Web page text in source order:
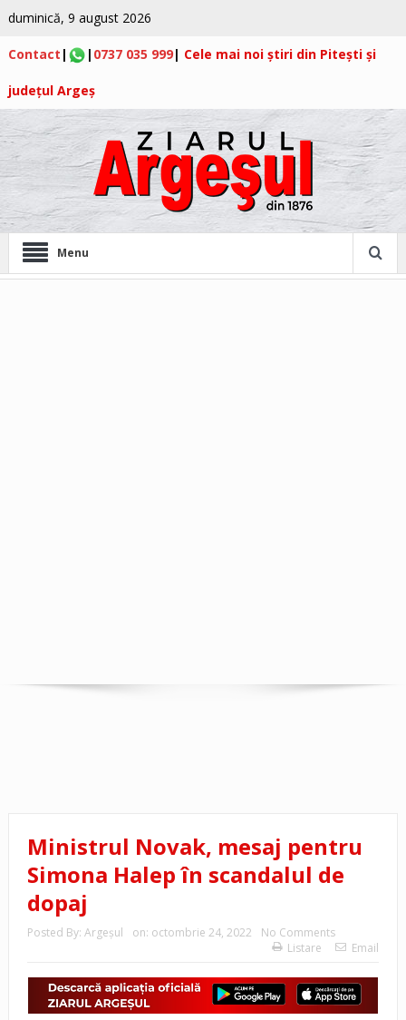
duminică, 9 august 2026
Contact | | 0737 035 999| Cele mai noi știri din Pitești și
județul Argeș
Menu
Ministrul Novak, mesaj pentru
Simona Halep în scandalul de
dopaj
Posted By: Argeşul on: octombrie 24, 2022
No Comments
Listare
Email